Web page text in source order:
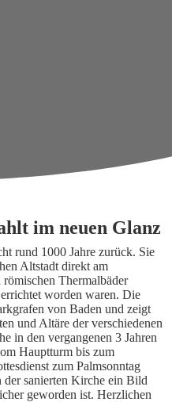
im neuen Glanz
rund 1000 Jahre zurück. Sie
Altstadt direkt am
Thermalbäder
worden waren. Die
von Baden und zeigt
und Altäre der verschiedenen
in den vergangenen 3 Jahren
Hauptturm bis zum
zum Palmsonntag
der sanierten Kirche ein Bild
geworden ist. Herzlichen